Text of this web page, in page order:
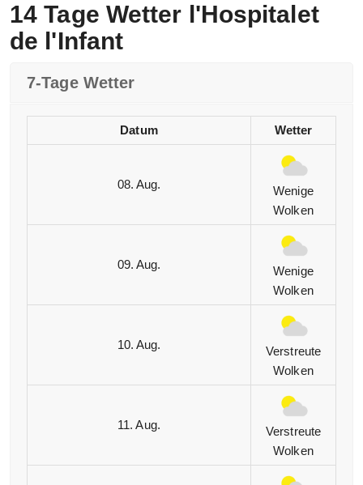
14 Tage Wetter l'Hospitalet
de l'Infant
7-Tage Wetter
Datum Wetter
08. Aug.
Wenige
Wolken
09. Aug.
Wenige
Wolken
10. Aug.
Verstreute
Wolken
11. Aug.
Verstreute
Wolken